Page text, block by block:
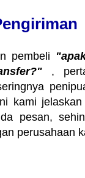
pembeli
,
kami
pesan,
perusahaan